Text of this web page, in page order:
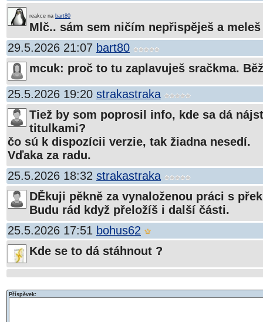
reakce na bart80
Mlč.. sám sem ničím nepřispěješ a
29.5.2026 21:07 bart80
mcuk: proč to tu zaplavuješ sračkma.
25.5.2026 19:20 strakastraka
Tiež by som poprosil info, kde sa dá
titulkami?
čo sú k dispozícii verzie, tak žiadna nesedí.
Vďaka za radu.
25.5.2026 18:32 strakastraka
DĚkuji pěkně za vynaloženou práci s
Budu rád když přeložíš i další části.
25.5.2026 17:51 bohus62
Kde se to dá stáhnout ?
Příspěvek: